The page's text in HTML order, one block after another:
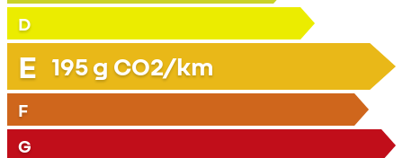
D
E 195g CO2/km
F
G